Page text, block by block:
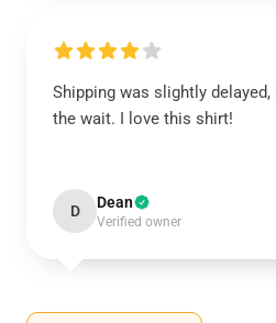
Shipping was slightly
the wait. I love this shirt!
D Dean
Verified owner